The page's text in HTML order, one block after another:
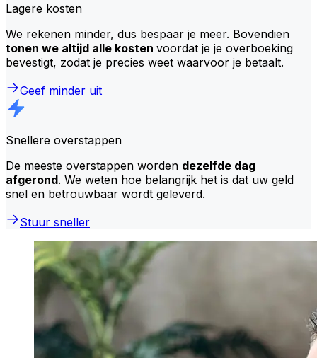
Lagere kosten
We rekenen minder, dus bespaar je meer. Bovendien
tonen we altijd alle kosten voordat je je overboeking
bevestigt, zodat je precies weet waarvoor je betaalt.
Geef minder uit
Snellere overstappen
De meeste overstappen worden dezelfde dag
afgerond. We weten hoe belangrijk het is dat uw geld
snel en betrouwbaar wordt geleverd.
Stuur sneller